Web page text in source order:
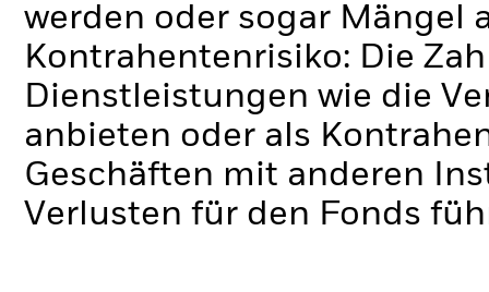
werden oder sogar Mängel
Kontrahentenrisiko: Die
Dienstleistungen wie die
anbieten oder als
Geschäften mit anderen
Verlusten für den Fonds